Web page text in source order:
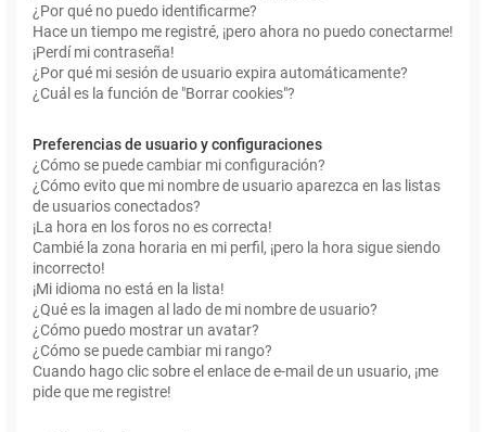
¿Por qué no puedo identificarme?
Hace un tiempo me registré, ¡pero ahora no puedo conectarme!
¡Perdí mi contraseña!
¿Por qué mi sesión de usuario expira automáticamente?
¿Cuál es la función de "Borrar cookies"?
Preferencias de usuario y configuraciones
¿Cómo se puede cambiar mi configuración?
¿Cómo evito que mi nombre de usuario aparezca en las listas
de usuarios conectados?
¡La hora en los foros no es correcta!
Cambié la zona horaria en mi perfil, ¡pero la hora sigue siendo
incorrecto!
¡Mi idioma no está en la lista!
¿Qué es la imagen al lado de mi nombre de usuario?
¿Cómo puedo mostrar un avatar?
¿Cómo se puede cambiar mi rango?
Cuando hago clic sobre el enlace de e-mail de un usuario, ¡me
pide que me registre!